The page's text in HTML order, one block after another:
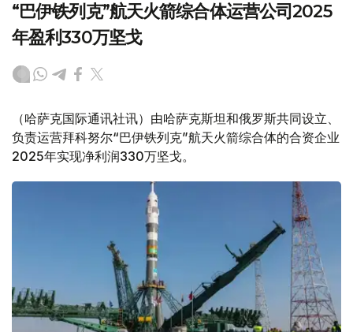
“巴伊铁列克”航天火箭综合体运营公司2025
年盈利330万坚戈
（哈萨克国际通讯社讯）由哈萨克斯坦和俄罗斯共同设立、
负责运营拜科努尔“巴伊铁列克”航天火箭综合体的合资企业
2025年实现净利润330万坚戈。